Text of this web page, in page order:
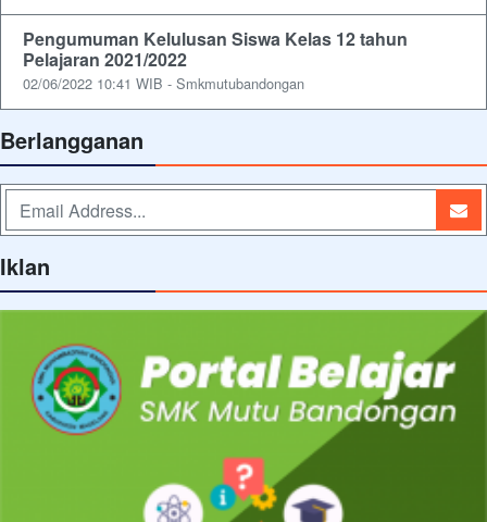
Pengumuman Kelulusan Siswa Kelas 12 tahun
Pelajaran 2021/2022
02/06/2022 10:41 WIB - Smkmutubandongan
Berlangganan
Iklan